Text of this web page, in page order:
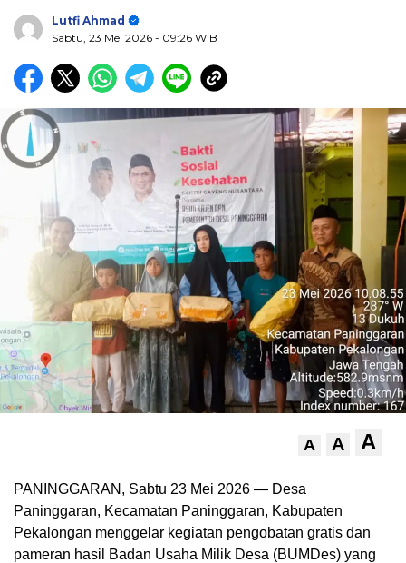
Lutfi Ahmad
Sabtu, 23 Mei 2026 - 09:26 WIB
A A A
PANINGGARAN, Sabtu 23 Mei 2026 — Desa
Paninggaran, Kecamatan Paninggaran, Kabupaten
Pekalongan menggelar kegiatan pengobatan gratis dan
pameran hasil Badan Usaha Milik Desa (BUMDes) yang